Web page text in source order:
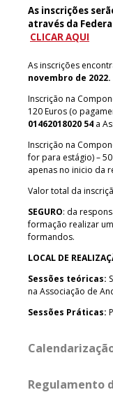
As inscrições
através da
CLICAR AQUI
As inscrições
novembro de 2022.
Inscrição na
120 Euros (o
01462018020 54 a
Inscrição na
for para estágio) –
apenas no inicio da
Valor total da
SEGURO: da
formação realizar
formandos.
LOCAL DE
Sessões teóricas:
na Associação de
Sessões Práticas:
Regulamento